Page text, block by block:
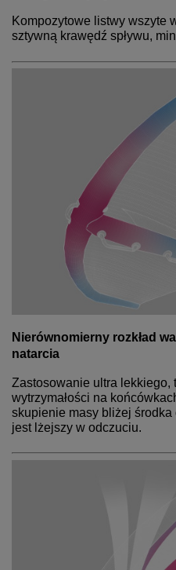
Kompozytowe listwy wszyte
sztywną krawędź spływu,
Nierównomierny rozkład
natarcia
Zastosowanie ultra lekkiego,
wytrzymałości na
skupienie masy bliżej
jest lżejszy w odczuciu.